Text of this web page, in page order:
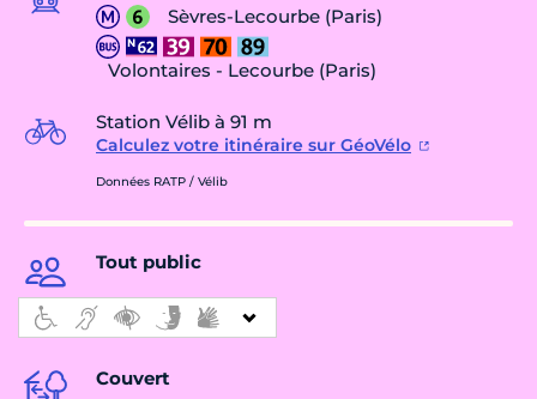
Sèvres-Lecourbe (Paris)
Volontaires - Lecourbe (Paris)
Station Vélib à 91 m
Calculez votre itinéraire sur GéoVélo
Données RATP / Vélib
Tout public
Couvert